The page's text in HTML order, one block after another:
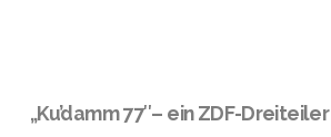
„Ku’damm 77″– ein ZDF-Dreiteiler